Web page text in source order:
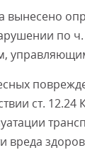
вынесено
по
ст.
вреда